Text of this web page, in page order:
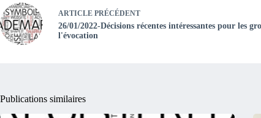
ARTICLE PRÉCÉDENT
26/01/2022-Décisions récentes intéressantes pour les
l'évocation
Publications similaires